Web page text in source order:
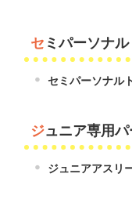
セミパーソナ
セミパーソナル
ジュニア専用
ジュニアアスリ